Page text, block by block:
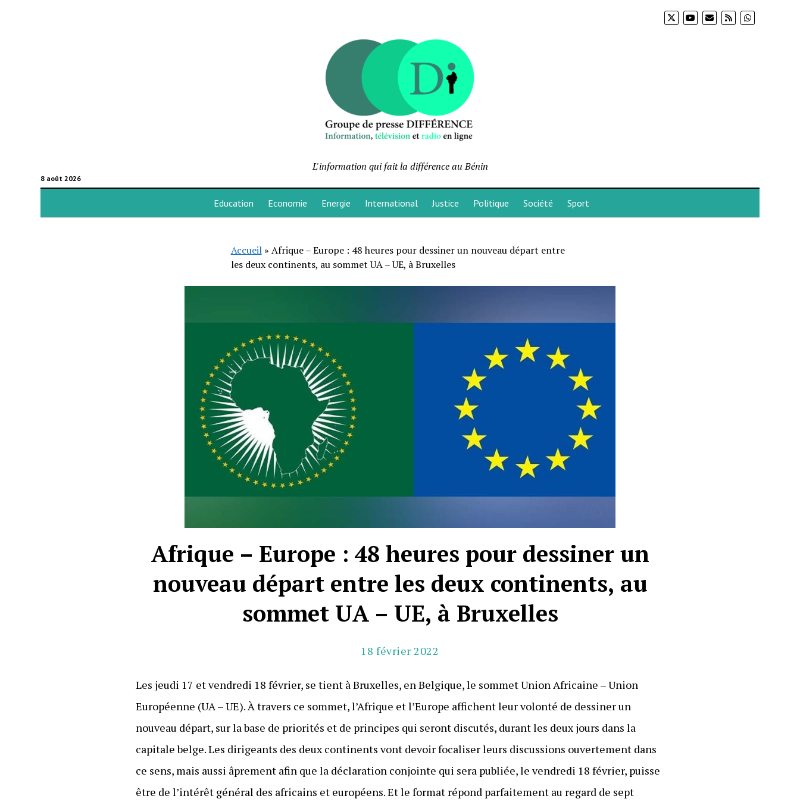
8 août 2026
L'information qui fait la différence au Bénin
Education Economie Energie International Justice Politique Société Sport
Accueil» Afrique – Europe : 48 heures pour dessiner un nouveau départ entre
les deux continents, au sommet UA – UE, à Bruxelles
Afrique – Europe : 48 heures pour dessiner un
nouveau départ entre les deux continents, au
sommet UA – UE, à Bruxelles
18 février 2022
Les jeudi 17 et vendredi 18 février, se tient à Bruxelles, en Belgique, le sommet Union Africaine – Union
Européenne (UA – UE). À travers ce sommet, l’Afrique et l’Europe affichent leur volonté de dessiner un
nouveau départ, sur la base de priorités et de principes qui seront discutés, durant les deux jours dans la
capitale belge. Les dirigeants des deux continents vont devoir focaliser leurs discussions ouvertement dans
ce sens, mais aussi âprement afin que la déclaration conjointe qui sera publiée, le vendredi 18 février, puisse
être de l’intérêt général des africains et européens. Et le format répond parfaitement au regard de sept